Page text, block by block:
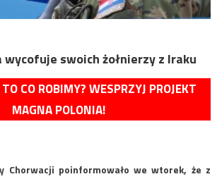
wycofuje swoich żołnierzy z Iraku
CO ROBIMY? WESPRZYJ PROJEKT
MAGNA POLONIA!
Chorwacji poinformowało we wtorek, że z